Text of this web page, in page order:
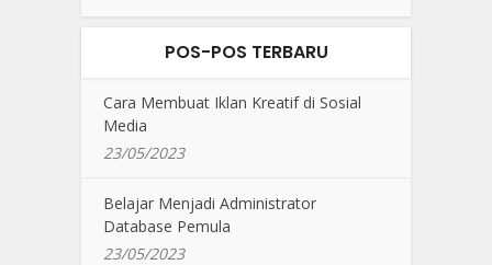
POS-POS TERBARU
Cara Membuat Iklan Kreatif di Sosial
Media
23/05/2023
Belajar Menjadi Administrator
Database Pemula
23/05/2023